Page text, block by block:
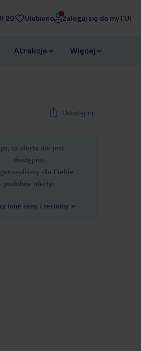
20 Ulubione Zaloguj się do myTUI
Atrakcje Więcej
Udostępnij
ta oferta nie jest
dostępna.
dla Ciebie
podobne oferty:
inne ceny i terminy »